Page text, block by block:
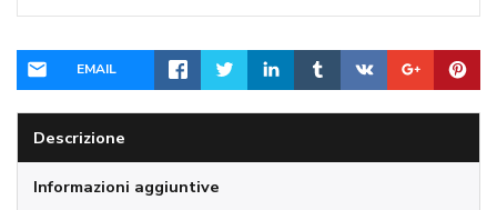
quantità
EMAIL
Descrizione
Informazioni aggiuntive